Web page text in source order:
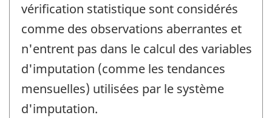
vérification statistique sont considérés
comme des observations aberrantes et
n'entrent pas dans le calcul des variables
d'imputation (comme les tendances
mensuelles) utilisées par le système
d'imputation.